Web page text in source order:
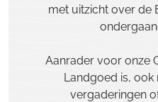
met uitzicht over de
Aanrader voor onze
Landgoed is, ook
vergaderingen